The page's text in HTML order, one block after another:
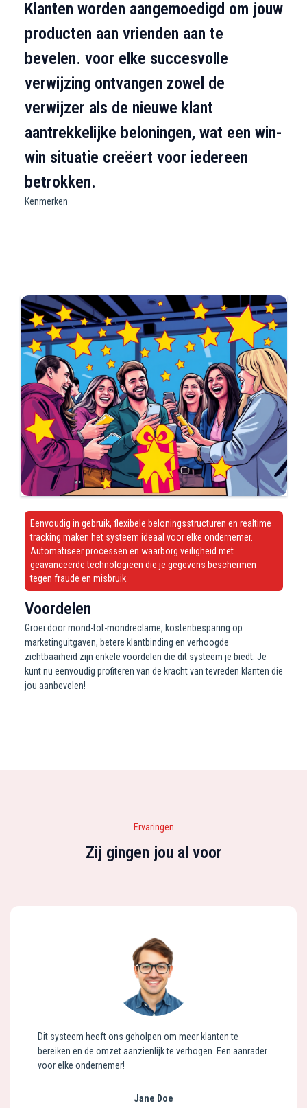
Klanten worden aangemoedigd om jouw
producten aan vrienden aan te
bevelen. voor elke succesvolle
verwijzing ontvangen zowel de
verwijzer als de nieuwe klant
aantrekkelijke beloningen, wat een win-
win situatie creëert voor iedereen
betrokken.
Kenmerken
Eenvoudig in gebruik, flexibele beloningsstructuren en realtime
tracking maken het systeem ideaal voor elke ondernemer.
Automatiseer processen en waarborg veiligheid met
geavanceerde technologieën die je gegevens beschermen
tegen fraude en misbruik.
Voordelen
Groei door mond-tot-mondreclame, kostenbesparing op
marketinguitgaven, betere klantbinding en verhoogde
zichtbaarheid zijn enkele voordelen die dit systeem je biedt. Je
kunt nu eenvoudig profiteren van de kracht van tevreden klanten die
jou aanbevelen!
Ervaringen
Zij gingen jou al voor
Dit systeem heeft ons geholpen om meer klanten te
bereiken en de omzet aanzienlijk te verhogen. Een aanrader
voor elke ondernemer!
Jane Doe